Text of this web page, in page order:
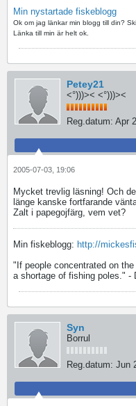
Min nystartade fiskeblogg
Ok om jag länkar min blogg till din?
Länka till min är helt ok.
Petey21
<°)))>< <°)))><
Reg.datum: Apr
2005-07-03, 19:06
Mycket trevlig läsning! Och
länge kanske fortfarande
Zalt i papegojfärg, vem vet?
Min fiskeblogg: http://
"If people concentrated on
a shortage of fishing poles." -
Syn
Borrul
Reg.datum: Jun